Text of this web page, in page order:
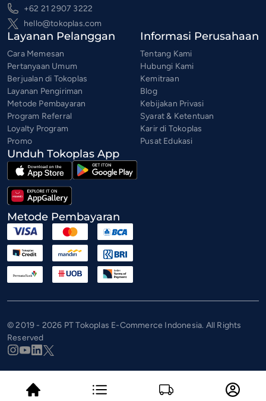
+62 21 2907 3222
hello@tokoplas.com
Layanan Pelanggan
Cara Memesan
Pertanyaan Umum
Berjualan di Tokoplas
Layanan Pengiriman
Metode Pembayaran
Program Referral
Loyalty Program
Promo
Informasi Perusahaan
Tentang Kami
Hubungi Kami
Kemitraan
Blog
Kebijakan Privasi
Syarat & Ketentuan
Karir di Tokoplas
Pusat Edukasi
Unduh Tokoplas App
Metode Pembayaran
© 2019 - 2026 PT Tokoplas E-Commerce Indonesia. All Rights
Reserved